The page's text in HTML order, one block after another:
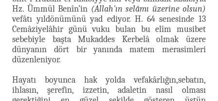
Hz. Ümmül Benîn’in (Allah'ın selâmı üzerine olsun)
vefâtı yıldönümünü yad ediyor. H. 64 senesinde 13
Cemâziyelâhir günü vuku bulan bu elîm musibet
sebebiyle başta Mukaddes Kerbelâ olmak üzere
dünyanın dört bir yanında matem merasimleri
düzenleniyor.
Hayatı boyunca hak yolda vefakârlığın,sebatın,
ihlasın, şerefin, izzetin, adaletin nasıl olması